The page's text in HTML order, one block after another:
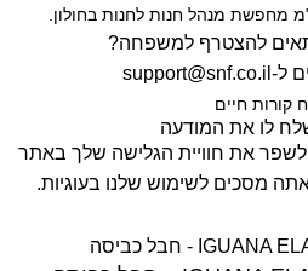
מחפשת מנהל חנות לחנות בחולון.
להצטרף למשפחה?
ל- support@snf.co.il
קורות חיים​
לו את המודעה
לשפר את חוויית הגלישה שלך באתר
מסכים לשימוש שלנו בעוגיות.